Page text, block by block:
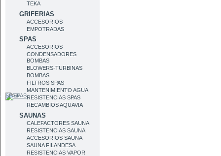
SPAS
TEKA
GRIFERIAS
ACCESORIOS
EMPOTRADAS
SPAS
ACCESORIOS
CONDENSADORES
BOMBAS
BLOWERS-TURBINAS
BOMBAS
FILTROS SPAS
MANTENIMIENTO AGUA
RESISTENCIAS SPAS
RECAMBIOS AQUAVIA
SAUNAS
CALEFACTORES SAUNA
RESISTENCIAS SAUNA
ACCESORIOS SAUNA
SAUNA FILANDESA
RESISTENCIAS VAPOR